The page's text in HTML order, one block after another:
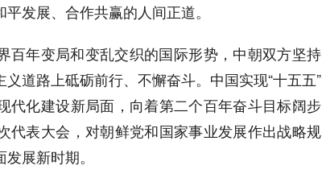
发展、合作共赢的人间正道。
年变局和变乱交织的国际形势，中朝双方坚持
道路上砥砺前行、不懈奋斗。中国实现“十五五”
代化建设新局面，向着第二个百年奋斗目标阔步
代表大会，对朝鲜党和国家事业发展作出战略规
展新时期。